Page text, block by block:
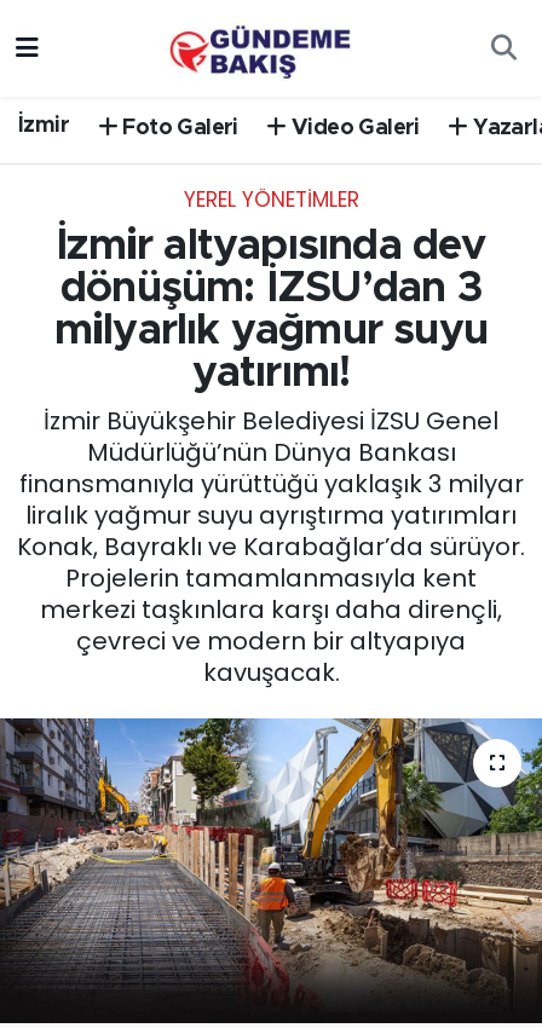
İzmir Foto Galeri Video Galeri
YEREL YÖNETİMLER
İzmir altyapısında dev
dönüşüm: İZSU’dan 3
milyarlık yağmur suyu
yatırımı!
İzmir Büyükşehir Belediyesi İZSU Genel
Müdürlüğü’nün Dünya Bankası
finansmanıyla yürüttüğü yaklaşık 3 milyar
liralık yağmur suyu ayrıştırma yatırımları
Konak, Bayraklı ve Karabağlar’da sürüyor.
Projelerin tamamlanmasıyla kent
merkezi taşkınlara karşı daha dirençli,
çevreci ve modern bir altyapıya
kavuşacak.
DÜNYA
EGE
EĞİTİM
English News
GÜNCEL
KÜLTÜR SANAT
MAGAZİN
SAĞLIK
Siyaset
SPOR
TEKNOLOJİ
Yaşam
Trafik Durumu
Süper Lig Puan Durumu ve Fikstür
Tüm Manşetler
Son Dakika Haberleri
Haber Arşivi